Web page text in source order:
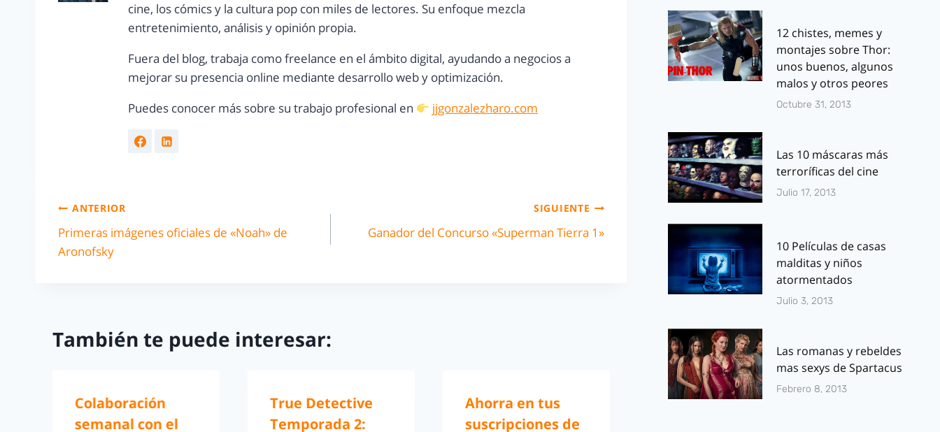
cine, los cómics y la cultura pop con miles de lectores. Su enfoque mezcla
entretenimiento, análisis y opinión propia.
Fuera del blog, trabaja como freelance en el ámbito digital, ayudando a negocios a
mejorar su presencia online mediante desarrollo web y optimización.
Puedes conocer más sobre su trabajo profesional en
jjgonzalezharo.com
ANTERIOR
Primeras imágenes oficiales de «Noah» de
Aronofsky
SIGUIENTE
Ganador del Concurso «Superman Tierra 1»
También te puede interesar:
Colaboración
semanal con el
True Detective
Temporada 2:
Ahorra en tus
suscripciones de
Especial cine
12 chistes, memes y
montajes sobre Thor:
unos buenos, algunos
malos y otros peores
Octubre 31, 2013
Las 10 máscaras más
terroríficas del cine
Julio 17, 2013
10 Películas de casas
malditas y niños
atormentados
Julio 3, 2013
Las romanas y rebeldes
mas sexys de Spartacus
Febrero 8, 2013